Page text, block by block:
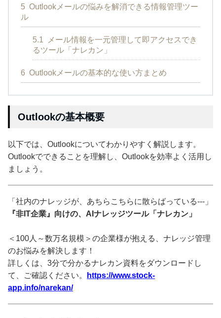
5 Outlookメールの悩みを解消できる情報管理ツー
ル
5.1
メール情報を一元管理して即アクセスでき
るツール「ナレカン」
6 Outlookメールの基本的な使い方まとめ
Outlookの基本概要
以下では、Outlookについてわかりやすく解説します。
Outlookでできることを理解し、Outlookを効率よく活用し
ましょう。
「社内のナレッジが、あちらこちらに散らばっている---」
『非IT企業』向けの、AIナレッジツール「ナレカン」
＜100人～数万名規模＞の企業様が抱える、ナレッジ管理
のお悩みを解決します！
詳しくは、3分で分かるナレカン資料をダウンロードし
て、ご確認ください。
https://www.stock-
app.info/narekan/